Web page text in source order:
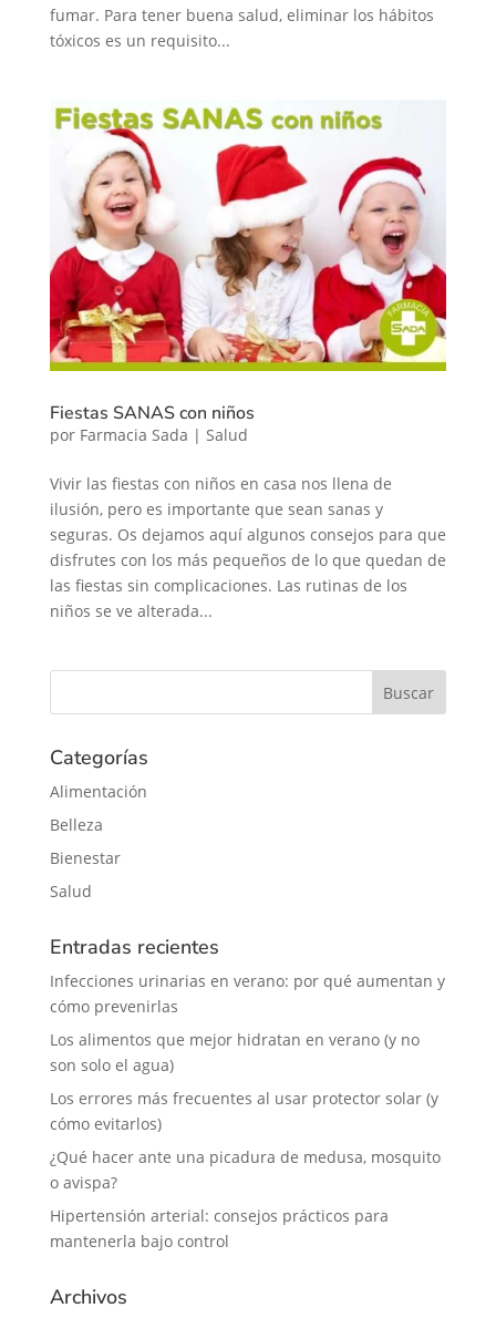
fumar. Para tener buena salud, eliminar los hábitos
tóxicos es un requisito...
Fiestas SANAS con niños
por Farmacia Sada | Salud
Vivir las fiestas con niños en casa nos llena de
ilusión, pero es importante que sean sanas y
seguras. Os dejamos aquí algunos consejos para que
disfrutes con los más pequeños de lo que quedan de
las fiestas sin complicaciones. Las rutinas de los
niños se ve alterada...
Categorías
Alimentación
Belleza
Bienestar
Salud
Entradas recientes
Infecciones urinarias en verano: por qué aumentan y
cómo prevenirlas
Los alimentos que mejor hidratan en verano (y no
son solo el agua)
Los errores más frecuentes al usar protector solar (y
cómo evitarlos)
¿Qué hacer ante una picadura de medusa, mosquito
o avispa?
Hipertensión arterial: consejos prácticos para
mantenerla bajo control
Archivos